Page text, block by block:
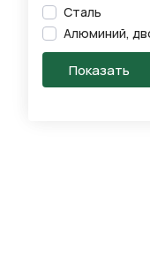
Сталь
Алюминий,